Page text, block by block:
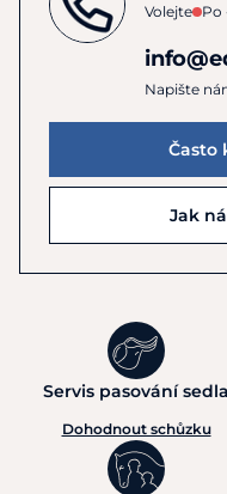
Volejte Po
Napište
Často
Jak
Servis pasování sedla
Dohodnout schůzku